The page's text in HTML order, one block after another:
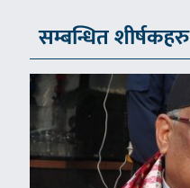
सम्बन्धित शीर्षकहरु